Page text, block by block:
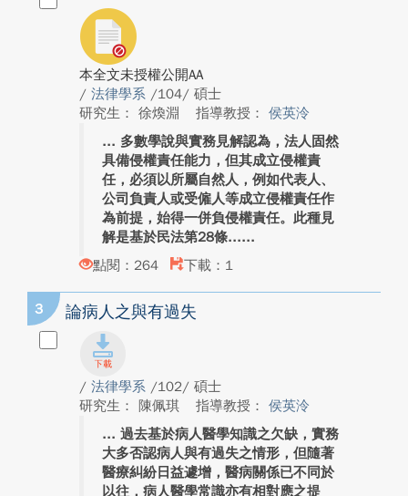
本全文未授權公開AA
/ 法律學系 /104/ 碩士
研究生： 徐煥淵
指導教授： 侯英泠
多數學說與實務見解認為，法人固然
具備侵權責任能力，但其成立侵權責
任，必須以所屬自然人，例如代表人、
公司負責人或受僱人等成立侵權責任作
為前提，始得一併負侵權責任。此種見
解是基於民法第28條...
點閱：264
下載：1
3 論病人之與有過失
/ 法律學系 /102/ 碩士
研究生： 陳佩琪
指導教授： 侯英泠
過去基於病人醫學知識之欠缺，實務
大多否認病人與有過失之情形，但隨著
醫療糾紛日益遽增，醫病關係已不同於
以往，病人醫學常識亦有相對應之提